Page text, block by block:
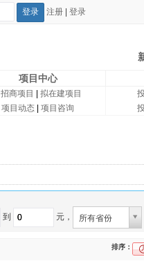
注册 登录
项目中心
招商项目
拟在建项目
项目动态
项目咨询
到 元， 所有省份
排序：